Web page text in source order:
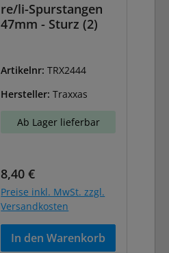
re/li-Spurstangen
47mm - Sturz (2)
Artikelnr:TRX2444
Hersteller:Traxxas
Ab Lager lieferbar
Regulärer Preis:
8,40 €
Preise inkl. MwSt. zzgl.
Versandkosten
In den Warenkorb